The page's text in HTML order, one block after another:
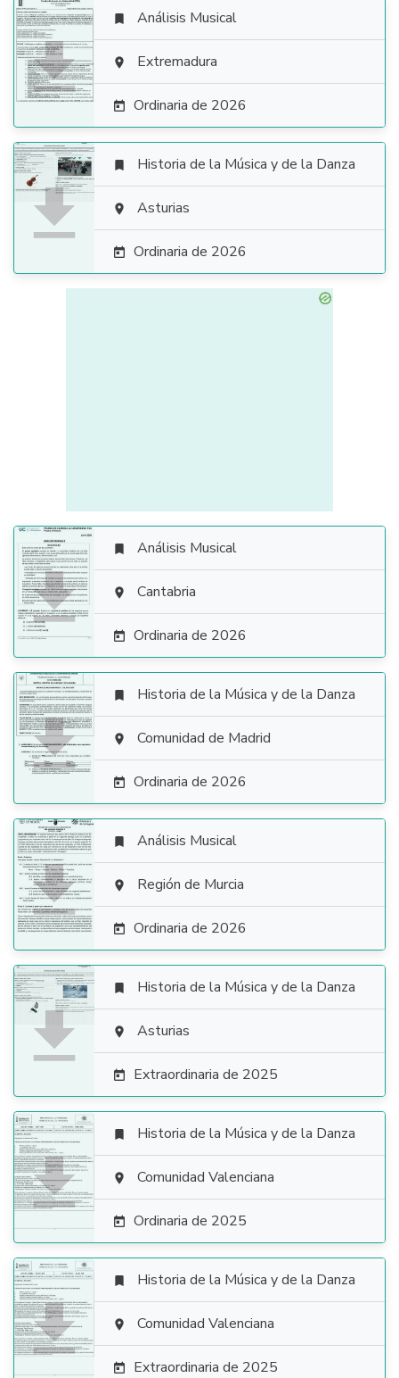

 Análisis Musical
 Extremadura
 Ordinaria de 2026

 Historia de la Música y de la Danza
 Asturias
 Ordinaria de 2026

 Análisis Musical
 Cantabria
 Ordinaria de 2026

 Historia de la Música y de la Danza
 Comunidad de Madrid
 Ordinaria de 2026

 Análisis Musical
 Región de Murcia
 Ordinaria de 2026

 Historia de la Música y de la Danza
 Asturias
 Extraordinaria de 2025

 Historia de la Música y de la Danza
 Comunidad Valenciana
 Ordinaria de 2025

 Historia de la Música y de la Danza
 Comunidad Valenciana
 Extraordinaria de 2025